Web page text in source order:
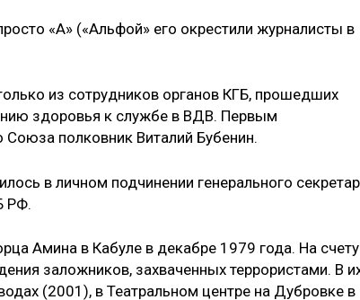
«А» («Альфой» его окрестили журналисты в
из сотрудников органов КГБ, прошедших
здоровья к службе в ВДВ. Первым
Союза полковник Виталий Бубенин.
в личном подчинении генерального
РФ.
Амина в Кабуле в декабре 1979 года. На счету
заложников, захваченных террористами. В
(2001), в Театральном центре на Дубровке в